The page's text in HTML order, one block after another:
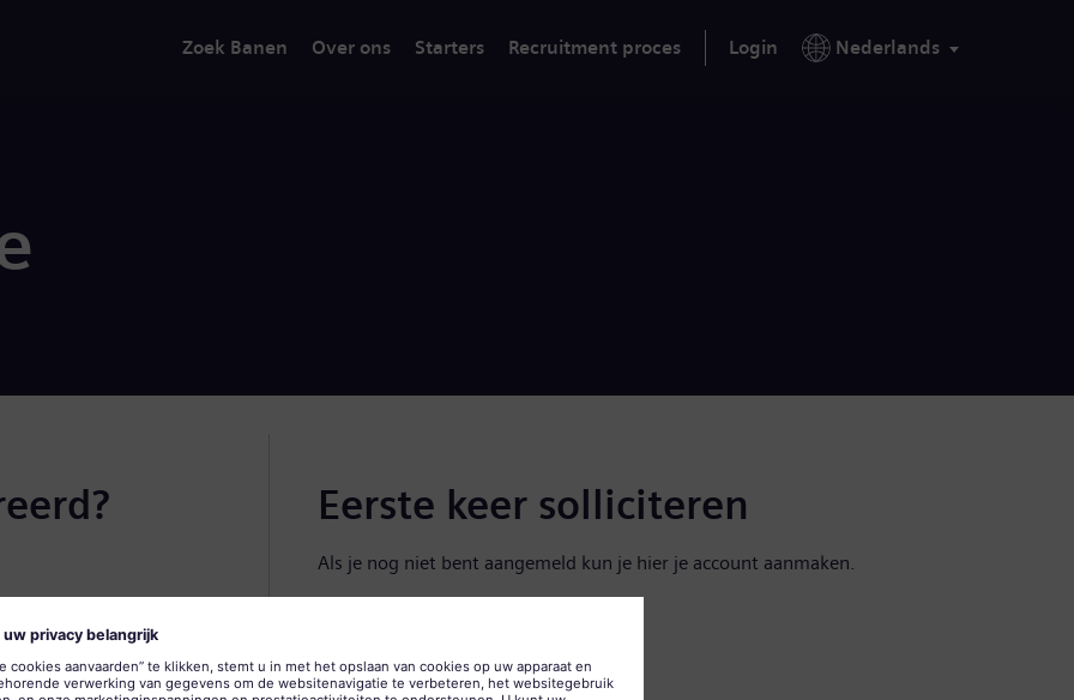
Zoek Banen Over ons Starters Recruitment proces Login Nederlands
Eerste keer solliciteren
Als je nog niet bent aangemeld kun je hier je account aanmaken.